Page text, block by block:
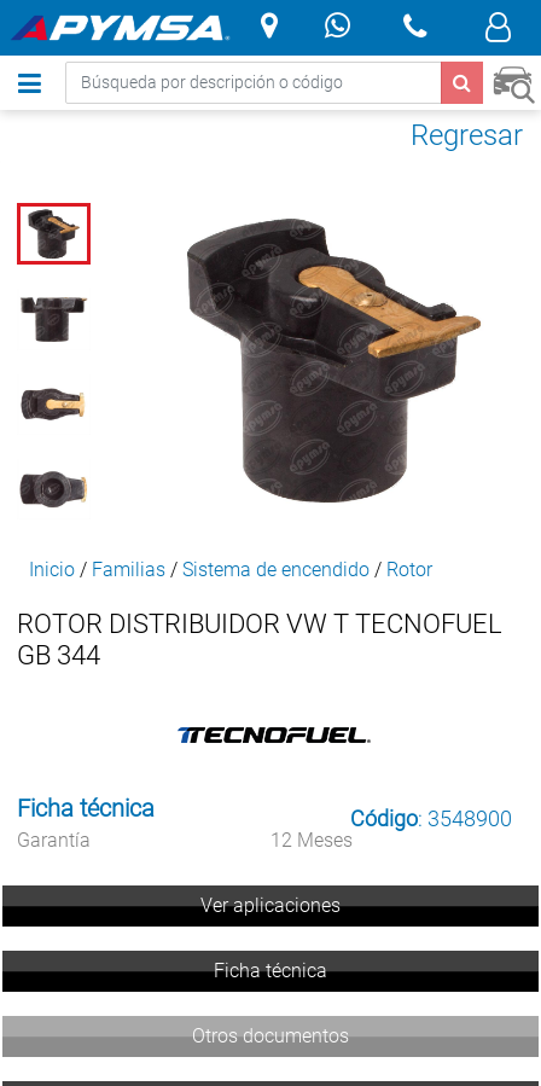
.
Regresar
Inicio / Familias / Sistema de encendido / Rotor
ROTOR DISTRIBUIDOR VW T TECNOFUEL
GB 344
Código: 3548900
Ficha técnica
Garantía 12 Meses
Ver aplicaciones
Ficha técnica
Otros documentos